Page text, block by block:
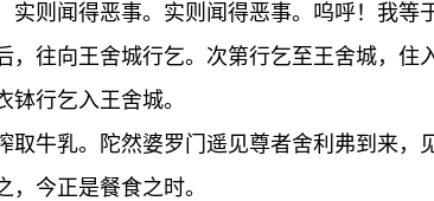
实则闻得恶事。实则闻得恶事。呜呼！我等
往向王舍城行乞。次第行乞至王舍城，住
行乞入王舍城。
牛乳。陀然婆罗门遥见尊者舍利弗到来，
今正是餐食之时。